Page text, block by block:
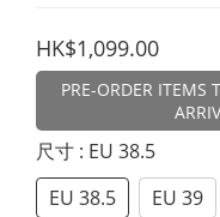
HK$1,099.00
PRE-ORDER ITEMS
尺寸 : EU 38.5
EU 38.5
EU 39